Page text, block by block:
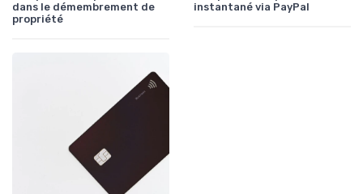
dans le démembrement de
propriété
instantané via PayPal